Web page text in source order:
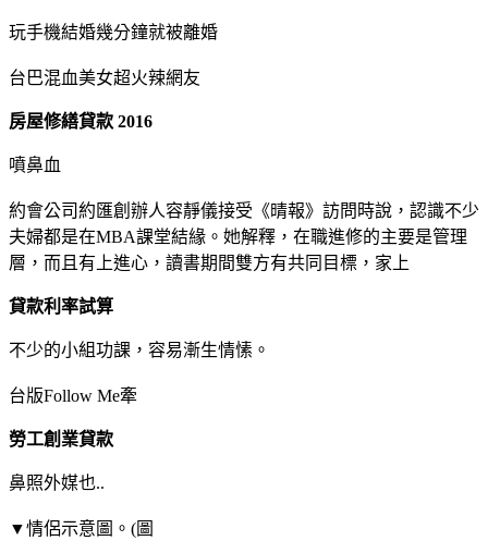
玩手機結婚幾分鐘就被離婚
台巴混血美女超火辣網友
房屋修繕貸款 2016
噴鼻血
約會公司約匯創辦人容靜儀接受《晴報》訪問時說，認識不少
夫婦都是在MBA課堂結緣。她解釋，在職進修的主要是管理
層，而且有上進心，讀書期間雙方有共同目標，家上
貸款利率試算
不少的小組功課，容易漸生情愫。
台版Follow Me牽
勞工創業貸款
鼻照外媒也..
▼情侶示意圖。(圖